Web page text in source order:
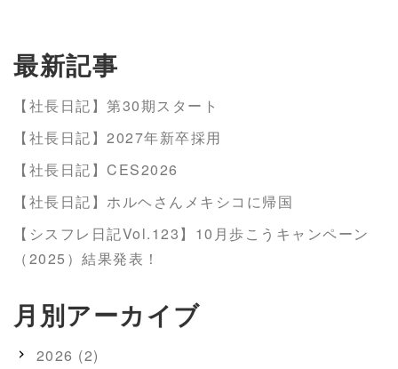
最新記事
【社長日記】第30期スタート
【社長日記】2027年新卒採用
【社長日記】CES2026
【社長日記】ホルヘさんメキシコに帰国
【シスフレ日記Vol.123】10月歩こうキャンペーン
（2025）結果発表！
月別アーカイブ
2026 (2)